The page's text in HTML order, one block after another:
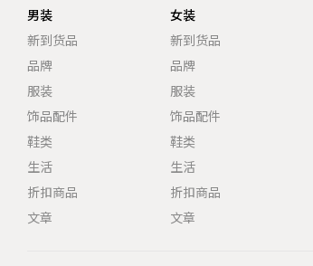
男装
新到货品
品牌
服装
饰品配件
鞋类
生活
折扣商品
文章
女装
新到货品
品牌
服装
饰品配件
鞋类
生活
折扣商品
文章